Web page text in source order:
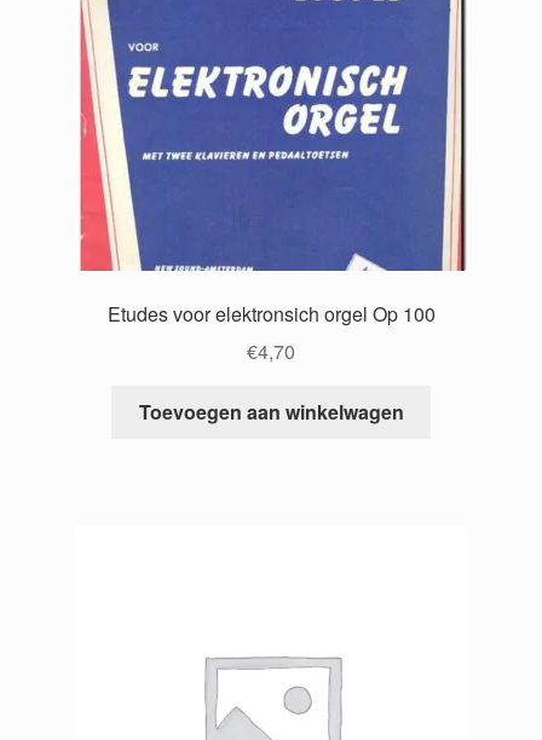
Etudes voor elektronsich orgel Op 100
€4,70
Toevoegen aan winkelwagen